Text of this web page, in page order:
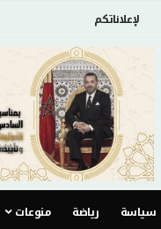
لإعلاناتكم
سياسة رياضة منوعات